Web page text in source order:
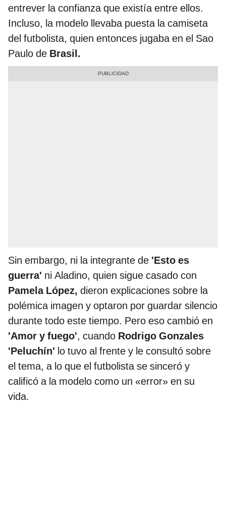
entrever la confianza que existía entre ellos.
Incluso, la modelo llevaba puesta la camiseta
del futbolista, quien entonces jugaba en el Sao
Paulo de Brasil.
Sin embargo, ni la integrante de 'Esto es
guerra' ni Aladino, quien sigue casado con
Pamela López, dieron explicaciones sobre la
polémica imagen y optaron por guardar silencio
durante todo este tiempo. Pero eso cambió en
'Amor y fuego', cuando Rodrigo Gonzales
'Peluchín' lo tuvo al frente y le consultó sobre
el tema, a lo que el futbolista se sinceró y
calificó a la modelo como un «error» en su
vida.